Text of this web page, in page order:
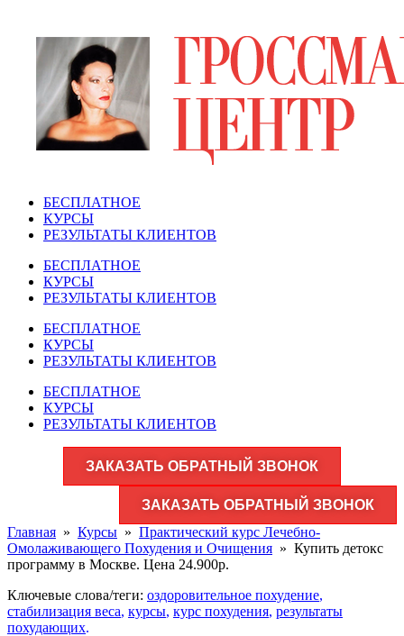
содержимому
БЕСПЛАТНОЕ
КУРСЫ
РЕЗУЛЬТАТЫ КЛИЕНТОВ
БЕСПЛАТНОЕ
КУРСЫ
РЕЗУЛЬТАТЫ КЛИЕНТОВ
БЕСПЛАТНОЕ
КУРСЫ
РЕЗУЛЬТАТЫ КЛИЕНТОВ
БЕСПЛАТНОЕ
КУРСЫ
РЕЗУЛЬТАТЫ КЛИЕНТОВ
ЗАКАЗАТЬ ОБРАТНЫЙ ЗВОНОК
ЗАКАЗАТЬ ОБРАТНЫЙ ЗВОНОК
Главная » Курсы » Практический курс Лечебно-
Омолаживающего Похудения и Очищения » Купить детокс
программу в Москве. Цена 24.900р.
Ключевые слова/теги: оздоровительное похудение,
стабилизация веса, курсы, курс похудения, результаты
похудающих.